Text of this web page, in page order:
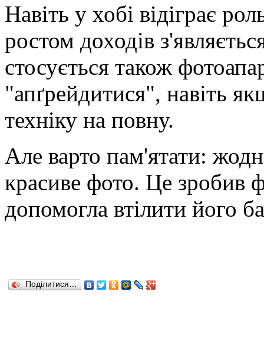
Навіть у хобі відіграє
ростом доходів
стосується також
"апґрейдитися", навіть
техніку на повну.
Але варто пам'ятати:
красиве фото. Це зробив
допомогла втілити його
Поділитися…